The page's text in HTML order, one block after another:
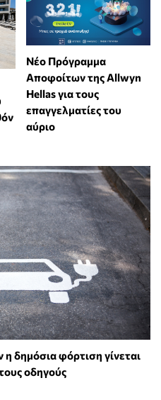
Νέο Πρόγραμμα
Αποφοίτων της Allwyn
Hellas για τους
επαγγελματίες του
αύριο
δημόσια φόρτιση γίνεται
οδηγούς